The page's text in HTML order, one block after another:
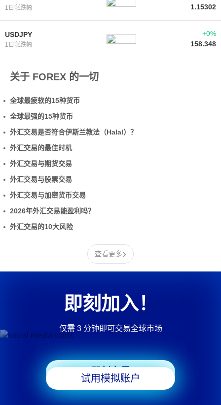
1日涨跌幅
1.15302
USDJPY
1日涨跌幅
+0%
158.348
关于 FOREX 的一切
全球最疲软的15种货币
全球最强的15种货币
外汇交易是否符合伊斯兰教法（Halal）？
外汇交易的最佳时机
外汇交易与期货交易
外汇交易与股票交易
外汇交易与加密货币交易
2026年外汇交易能盈利吗？
外汇交易的10大风险
查看更多›
即刻加入！
仅需 3 分钟即可交易全球市场
即刻交易
试用模拟账户